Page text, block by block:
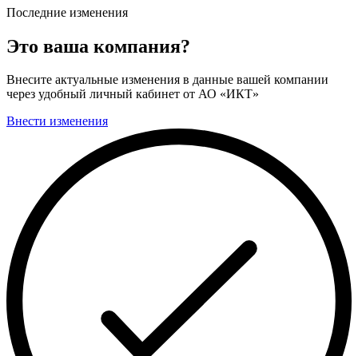
Последние изменения
Это ваша компания?
Внесите актуальные изменения в данные вашей компании
через удобный личный кабинет от АО «ИКТ»
Внести изменения